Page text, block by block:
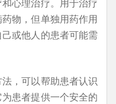
物，但单独用药作用
或他人的患者可能需
，可以帮助患者认识
患者提供一个安全的